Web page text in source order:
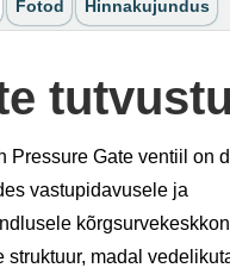
Fotod Hinnakujundus
Pressure Gate ventiil on
vastupidavusele ja
struktuur, madal